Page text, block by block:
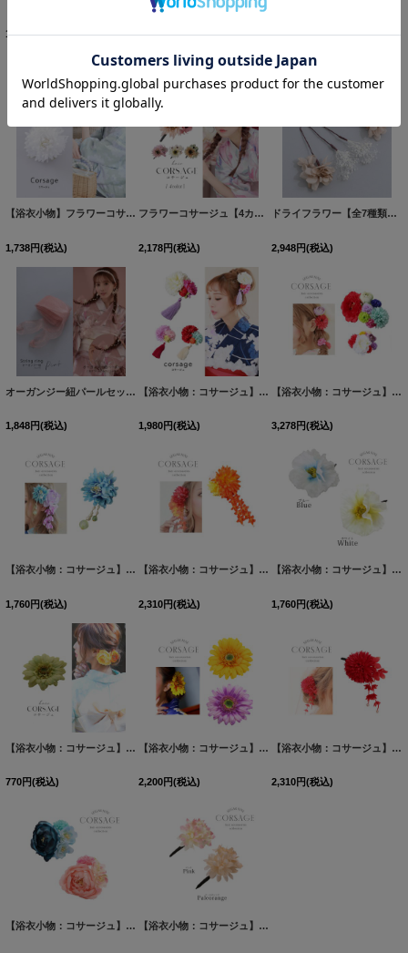
1,738円(税込) 【浴衣小物】フラワーコサージュ【4カラー】[OF04] [YA-
3,278円(税込)
【浴衣小物】フラワーコサージュ[OF04] [YA-942-kj]
1,738円(税込)
フラワーコサージュ【4カラー】[OF04] [YA-68-kn]
2,178円(税込)
ドライフラワー【全7種類】【ヘアアクセサリー】[YMT]
2,948円(税込)
オーガンジー紐パールセット【2カラー】[HC02] [YA-935-wk-P]
1,848円(税込)
【浴衣小物：コサージュ】タッセルコサージュ/クリップ式【3カラー】A901wk[OF03B-U]
1,980円(税込)
【浴衣小物：コサージュ】ミニフラワーコサージュセット/Uピンタイプ【2カラー】A902wk[OF03B]
3,278円(税込)
【浴衣小物：コサージュ】ビーズ飾りコサージュ/クリップ式【1カラー】A903wk[YMT]
1,760円(税込)
【浴衣小物：コサージュ】ボリュームフラワーコサージュ/クリップ式【1カラー】A905kn[OF03B-U]
2,310円(税込)
【浴衣小物：コサージュ】トロピカルフラワーコサージュ髪飾り[OF03B-U]
1,760円(税込)
【浴衣小物：コサージュ】ミニガーベラコサージュ髪飾り[YMT] [YA-1022-cm]
770円(税込)
【浴衣小物：コサージュ】ガーベラコサージュ髪飾り[OF03B-U]
2,200円(税込)
【浴衣小物：コサージュ】八重菊コサージュ / 髪飾り[OF03B-U]
2,310円(税込)
【浴衣小物：コサージュ】フラワーコサージュ髪飾り[OF03B-U] 【浴衣小物：コサージュ】小花コサージュ髪飾り[OF03B-U]